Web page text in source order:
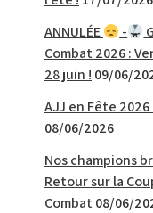
ANNULÉE
-
Combat 2026 :
28 juin ! 09/06/
AJJ en Fête
08/06/2026
Nos champions
Retour sur la
Combat 08/06/